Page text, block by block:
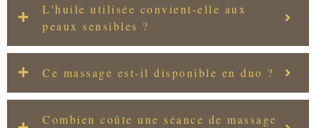
L'huile utilisée convient-elle aux
peaux sensibles ?
Ce massage est-il disponible en duo ?
Combien coûte une séance de massage